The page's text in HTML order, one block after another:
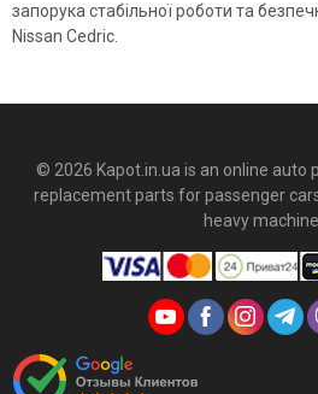
запорука стабільної роботи та
Nissan Cedric.
© 2026 Kapot.in.ua is an online auto
replacement parts for passenger
heavy